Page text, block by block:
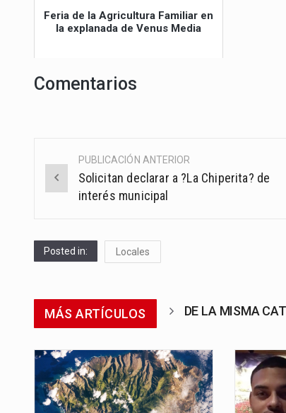
Feria de la Agricultura Familiar en
la explanada de Venus Media
Comentarios
Post
navigation
PUBLICACIÓN ANTERIOR
Solicitan declarar a ?La Chiperita? de
interés municipal
Posted in: Locales
MÁS ARTÍCULOS DE LA MISMA